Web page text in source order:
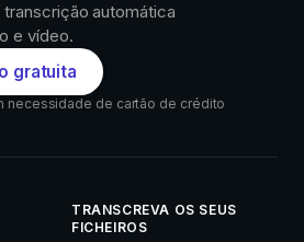
automática
e vídeo.
gratuita
necessidade de cartão de crédito
TRANSCREVA OS SEUS
FICHEIROS